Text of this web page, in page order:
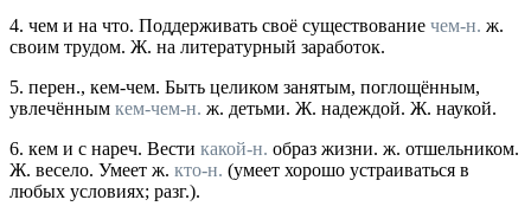
4. чем и на что. Поддерживать своё существование чем-н. ж.
своим трудом. Ж. на литературный заработок.
5. перен., кем-чем. Быть целиком занятым, поглощённым,
увлечённым кем-чем-н. ж. детьми. Ж. надеждой. Ж. наукой.
6. кем и с нареч. Вести какой-н. образ жизни. ж. отшельником.
Ж. весело. Умеет ж. кто-н. (умеет хорошо устраиваться в
любых условиях; разг.).